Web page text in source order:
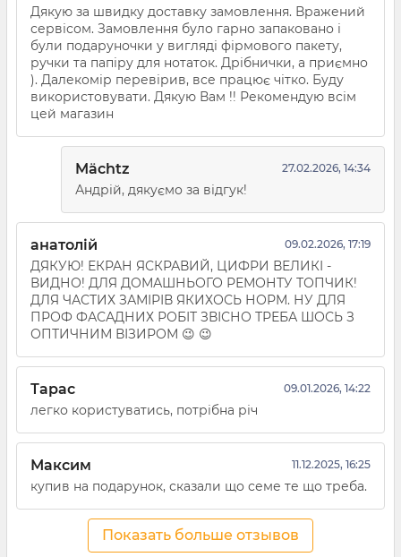
Дякую за швидку доставку замовлення. Вражений
сервісом. Замовлення було гарно запаковано і
були подаруночки у вигляді фірмового пакету,
ручки та папіру для нотаток. Дрібнички, а приємно
). Далекомір перевірив, все працює чітко. Буду
використовувати. Дякую Вам !! Рекомендую всім
цей магазин
Mächtz 27.02.2026, 14:34
Андрій, дякуємо за відгук!
анатолій 09.02.2026, 17:19
ДЯКУЮ! ЕКРАН ЯСКРАВИЙ, ЦИФРИ ВЕЛИКІ -
ВИДНО! ДЛЯ ДОМАШНЬОГО РЕМОНТУ ТОПЧИК!
ДЛЯ ЧАСТИХ ЗАМІРІВ ЯКИХОСЬ НОРМ. НУ ДЛЯ
ПРОФ ФАСАДНИХ РОБІТ ЗВІСНО ТРЕБА ШОСЬ З
ОПТИЧНИМ ВІЗИРОМ 😉 😉
Тарас 09.01.2026, 14:22
легко користуватись, потрібна річ
Максим 11.12.2025, 16:25
купив на подарунок, сказали що семе те що треба.
Показать больше отзывов